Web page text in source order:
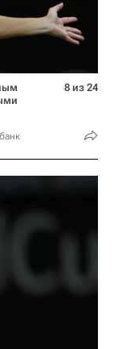
8 из 24